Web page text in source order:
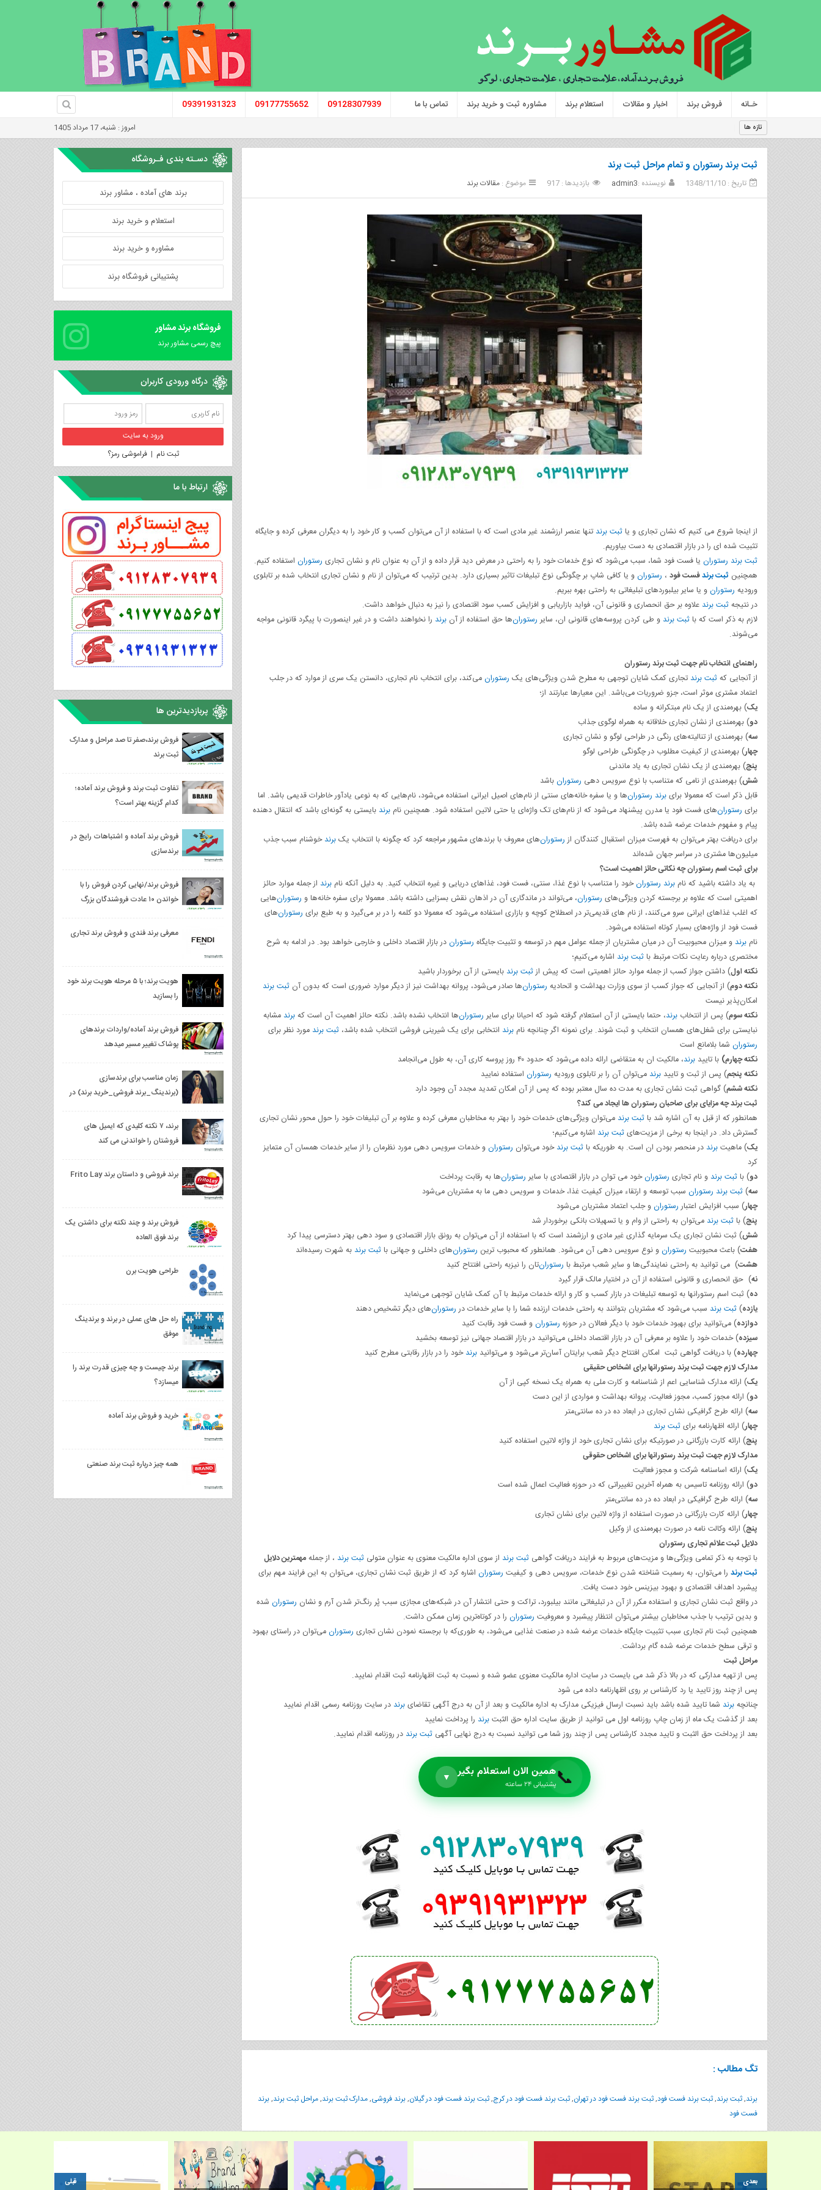
خـانه فروش برند اخبار و مقالات استعلام برند مشاوره ثبت و خرید برند تماس با ما 09128307939
09177755652
09391931323
تازه ها امروز : شنبه، 17 مرداد 1405
ثبت برند رستوران و تمام مراحل ثبت برند
تاریخ : 1348/11/10 نویسنده :admin3 بازدیدها : 917 موضوع : مقالات برند
از اینجا شروع می کنیم که نشان تجاری و یاثبت برند تنها عنصر ارزشمند غیر مادی است که با استفاده از آن می‌توان کسب و کار خود را به دیگران معرفی کرده و جایگاه
تثبیت شده ای را در بازار اقتصادی به دست بیاوریم.
ثبت برند رستوران یا فست فود شما، سبب می‌شود که نوع خدمات خود را به راحتی در معرض دید قرار داده و از آن به عنوان نام و نشان تجاری رستوران استفاده کنیم.
همچنین ثبت برندفست فود ، رستورانو یا کافی شاپ بر چگونگی نوع تبلیغات تاثیر بسیاری دارد. بدین ترتیب که می‌توان از نام و نشان تجاری انتخاب شده بر تابلوی
ورودیه رستورانو یا سایر بیلبوردهای تبلیغاتی به راحتی بهره ببریم.
در نتیجهثبت برند علاوه بر حق انحصاری و قانونی آن، فواید بازاریابی و افزایش کسب سود اقتصادی را نیز به دنبال خواهد داشت.
لازم به ذکر است که باثبت برند و طی کردن پروسه‌های قانونی ان، سایر رستوران‌ها حق استفاده از آن برند را نخواهند داشت و در غیر اینصورت با پیگرد قانونی مواجه
می‌شوند.
راهنمای انتخاب نام جهت ثبت برند رستوران
از آنجایی کهثبت برند تجاری کمک شایان توجهی به مطرح شدن ویژگی‌های یک رستورانمی‌کند، برای انتخاب نام تجاری، دانستن یک سری از موارد که در جلب
اعتماد مشتری موثر است، جزو ضروریات می‌باشد. این معیارها عبارتند از؛
یک) بهره‌مندی از یک نام مبتکرانه و ساده
دو) بهره‌مندی از نشان تجاری خلاقانه به همراه لوگوی جذاب
سه) بهره‌مندی از تنالیته‌های رنگی در طراحی لوگو و نشان تجاری
چهار) بهره‌مندی از کیفیت مطلوب در چگونگی طراحی لوگو
پنج) بهره‌مندی از یک نشان تجاری به یاد ماندنی
شش) بهره‌مندی از نامی که متناسب با نوع سرویس دهی رستورانباشد
قابل ذکر است که معمولا برایبرند رستوران‌ها و یا سفره خانه‌های سنتی از نام‌های اصیل ایرانی استفاده می‌شود، نام‌هایی که به نوعی یادآور خاطرات قدیمی باشد. اما
برای رستوران‌های فست فود یا مدرن پیشنهاد می‌شود که از نام‌های تک واژه‌ای یا حتی لاتین استفاده شود. همچنین نام برند بایستی به گونه‌ای باشد که انتقال دهنده
پیام و مفهوم خدمات عرضه شده باشد.
برای دریافت بهتر می‌توان به فهرست میزان استقبال کنندگان ازرستوران‌های معروف با برندهای مشهور مراجعه کرد که چگونه با انتخاب یکبرندخوشنام سبب جذب
میلیون‌ها مشتری در سراسر جهان شده‌اند
برای ثبت اسم رستوران چه نکاتی حائز اهمیت است؟
به یاد داشته باشید که نام برند رستورانخود را متناسب با نوع غذا، سنتی، فست فود، غذاهای دریایی و غیره انتخاب کنید. به دلیل آنکه نام برند از جمله موارد حائز
اهمیتی است که علاوه بر برجسته کردن ویژگی‌های رستوران، می‌تواند در ماندگاری آن در اذهان نقش بسزایی داشته باشد. معمولا برای سفره خانه‌ها و رستوران‌هایی
که اغلب غذاهای ایرانی سرو می‌کنند، از نام های قدیمی‌تر در اصطلاح کوچه و بازاری استفاده می‌شود که معمولا دو کلمه را در بر می‌گیرد و به طبع برای رستوران‌های
فست فود از واژه‌های بسیار کوتاه استفاده می‌شود.
نام برند و میزان محبوبیت آن در میان مشتریان از جمله عوامل مهم در توسعه و تثبیت جایگاه رستوراندر بازار اقتصاد داخلی و خارجی خواهد بود. در ادامه به شرح
مختصری درباره رعایت نکات مرتبط باثبت برند اشاره می‌کنیم؛
نکته اول) داشتن جواز کسب از جمله موارد حائز اهمیتی است که پیش ازثبت برند بایستی از آن برخوردار باشید
نکته دوم)‌ از آنجایی که جواز کسب از سوی وزارت بهداشت و اتحادیه رستوران‌ها صادر می‌شود، پروانه بهداشت نیز از دیگر موارد ضروری است که بدون آن ثبت برند
امکان‌پذیر نیست
نکته سوم) پس از انتخاب برند، حتما بایستی از آن استعلام گرفته شود که احیانا برای سایر رستوران‌ها انتخاب نشده باشد. نکته حائز اهمیت آن است کهبرند مشابه
نبایستی برای شغل‌های همسان انتخاب و ثبت شوند. برای نمونه اگر چنانچه نام برند انتخابی برای یک شیرینی فروشی انتخاب شده باشد، ثبت برند مورد نظر برای
رستوران شما بلامانع است
نکته چهارم) با تایید برند، مالکیت ان به متقاضی ارائه داده می‌شود که حدود ۴۰ روز پروسه کاری آن، به طول می‌انجامد
نکته پنجم) پس از ثبت و تایید برند می‌توان آن را بر تابلوی ورودیه رستوران استفاده نمایید
نکته ششم) گواهی ثبت نشان تجاری به مدت ده سال معتبر بوده که پس از آن امکان تمدید مجدد آن وجود دارد
ثبت برند چه مزایای برای صاحبان رستوران ها ایجاد می کند؟
همانطور که از قبل به آن اشاره شد باثبت برند می‌توان ویژگی‌های خدمات خود را بهتر به مخاطبان معرفی کرده و علاوه بر آن تبلیغات خود را حول محور نشان تجاری
گسترش داد. در اینجا به برخی از مزیت‌هایثبت برند اشاره می‌کنیم؛
یک) ماهیتبرند در منحصر بودن ان است. به طوریکه باثبت برندخود می‌توان رستورانو خدمات سرویس دهی مورد نظرمان را از سایر خدمات همسان آن متمایز
کرد
دو) باثبت برند و نام تجاری رستورانخود می توان در بازار اقتصادی با سایر رستوران‌ها به رقابت پرداخت
سه) ثبت برند رستوران سبب توسعه و ارتقاء میزان کیفیت غذا، خدمات و سرویس دهی ما به مشتریان می‌شود
چهار) سبب افزایش اعتباررستورانو جلب اعتماد مشتریان می‌شود
پنج) باثبت برند می‌توان به راحتی از وام و یا تسهیلات بانکی برخوردار شد
شش) ثبت نشان تجاری یک سرمایه گذاری غیر مادی و ارزشمند است که با استفاده از آن می‌توان به رونق بازار اقتصادی و سود دهی بهتر دسترسی پیدا کرد
هفت) باعث محبوبیت رستورانو نوع سرویس دهی آن می‌شود. همانطور که محبوب ترین رستوران‌های داخلی و جهانی باثبت برند به شهرت رسیده‌اند
هشت) می توانید به راحتی نمایندگی‌ها و سایر شعب مرتبط با رستوران‌تان را نیزبه راحتی افتتاح کنید
نه) حق انحصاری و قانونی استفاده از آن در اختیار مالک قرار گیرد
ده) ثبت اسم رستورانها به توسعه تبلیغات در بازار کسب و کار و ارائه خدمات مرتبط با آن کمک شایان توجهی می‌نماید
یازده) ثبت برند سبب می‌شود که مشتریان بتوانند به راحتی خدمات ارزنده شما را با سایر خدمات دررستوران‌های دیگر تشخیص دهند
دوازده)‌ می‌توانید برای بهبود خدمات خود با دیگر فعالان در حوزه رستورانو فست فود رقابت کنید
سیزده) خدمات خود را علاوه بر معرفی آن در بازار اقتصاد داخلی می‌توانید در بازار اقتصاد جهانی نیز توسعه بخشید
چهارده) با دریافت گواهی ثبت امکان افتتاح دیگر شعب برایتان آسان‌تر می‌شود و می‌توانید برندخود را در بازار رقابتی مطرح کنید
مدارک لازم جهت ثبت برند رستورانها برای اشخاص حقیقی
یک) ارائه مدارک شناسایی اعم از شناسنامه و کارت ملی به همراه یک نسخه کپی از آن
دو) ارائه مجوز کسب، مجوز فعالیت، پروانه بهداشت و مواردی از این دست
سه) ارائه طرح گرافیکی نشان تجاری در ابعاد ده در ده سانتی‌متر
چهار)‌ ارائه اظهارنامه برایثبت برند
پنج) ارائه کارت بازرگانی در صورتیکه برای نشان تجاری خود از واژه لاتین استفاده کنید
مدارک لازم جهت ثبت برند رستورانها برای اشخاص حقوقی
یک) ارائه اساسنامه شرکت و مجوز فعالیت‌
دو) ارائه روزنامه تاسیس به همراه آخرین تغییراتی که در حوزه فعالیت اعمال شده است
سه)‌ ارائه طرح گرافیکی در ابعاد ده در ده سانتی‌متر
چهار) ارائه کارت بازرگانی در صورت استفاده از واژه لاتین برای نشان تجاری
پنج) ارائه وکالت نامه در صورت بهره‌مندی از وکیل
دلایل ثبت علائم تجاری رستوران
با توجه به ذکر تمامی ویژگی‌ها و مزیت‌های مربوط به فرایند دریافت گواهی ثبت برند از سوی اداره مالکیت معنوی به عنوان متولی ثبت برند ، از جملهمهمترین دلایل
ثبت برند را می‌توان، به رسمیت شناخته شدن نوع خدمات، سرویس دهی و کیفیت رستوران اشاره کرد که از طریق ثبت نشان تجاری، می‌توان به این فرایند مهم برای
پیشبرد اهداف اقتصادی و بهبود بیزینس خود دست یافت.
در واقع ثبت نشان تجاری و استفاده مکرر از آن در تبلیغاتی مانند بیلبورد، تراکت و حتی انتشار آن در شبکه‌های مجازی سبب پُر رنگ‌تر شدن آرم و نشان رستوران شده
و بدین ترتیب با جذب مخاطبان بیشتر می‌توان انتظار پیشبرد و معروفیت رستوران را در کوتاه‌ترین زمان ممکن داشت.
همچنین ثبت نام تجاری سبب تثبیت جایگاه خدمات عرضه شده در صنعت غذایی می‌شود، به طوری‌که با برجسته نمودن نشان تجاری رستورانمی‌توان در راستای بهبود
و ترقی سطح خدمات عرضه شده گام برداشت.
مراحل ثبت
پس از تهیه مدارکی که در بالا ذکر شد می بایست در سایت اداره مالکیت معنوی عضو شده و نسبت به ثبت اظهارنامه ثبت اقدام نمایید.
پس از چند روز تایید یا رد کارشناس بر روی اظهارنامه داده می شود
چنانچهبرند شما تایید شده باشد باید نسبت ارسال فیزیکی مدارک به اداره مالکیت و بعد از آن به درج آگهی تقاضایبرند در سایت روزنامه رسمی اقدام نمایید
بعد از گذشت یک ماه از زمان چاپ روزنامه اول می توانید از طریق سایت اداره حق الثبتبرند را پرداخت نمایید
بعد از پرداخت حق الثبت و تایید مجدد کارشناس پس از چند روز شما می توانید نسبت به درج نهایی آگهی ثبت برند در روزنامه اقدام نمایید.
📞همین الان استعلام بگیر
پشتیبانی ۲۴ ساعته
▼
تگ مطالب :
برند,ثبت برند,ثبت برند فست فود,ثبت برند فست فود در تهران,ثبت برند فست فود در کرج,ثبت برند فست فود در گیلان,برند فروشی,مدارک ثبت برند,مراحل ثبت برند,برند
فست فود
دسـته بندی فـروشگاه
برند های آماده ، مشاور برند
استعلام و خرید برند
مشاوره و خرید برند
پشتیبانی فروشگاه برند
فروشگاه برند مشاور
پیچ رسمی مشاور برند
درگاه ورودی کاربران
ثبت نام |فراموشی رمز؟
ارتباط با ما
پربازدیدترین ها
فروش برند،صفر تا صد مراحل و مدارک
ثبت برند
تفاوت ثبت برند و فروش برند آماده؛
کدام گزینه بهتر است؟
فروش برند آماده و اشتباهات رایج در
برندسازی
فروش برند/نهایی کردن فروش را با
خواندن ۱۰ عادت فروشندگان بزرگ
معرفی برند فندی و فروش برند تجاری
هویت برند؛ با ۵ مرحله هویت برند خود
را بسازید
فروش برند آماده/واردات برندهای
پوشاک تغییر مسیر میدهد
زمان مناسب برای برندسازی
(برندینگ_برند فروشی_خرید برند) در
برند، ۷ نکته کلیدی که ایمیل های
فروشتان را خواندنی می کند
برند فروشی و داستان برند Frito Lay
فروش برند و چند نکته برای داشتن یک
برند فوق العاده
طراحی هویت برن
راه حل های عملی در برند و برندینگ
موفق
برند چیست و چه چیزی قدرت برند را
میسازد؟
خرید و فروش برند آماده
همه چیز درباره ثبت برند صنعتی
قبلی بعدی